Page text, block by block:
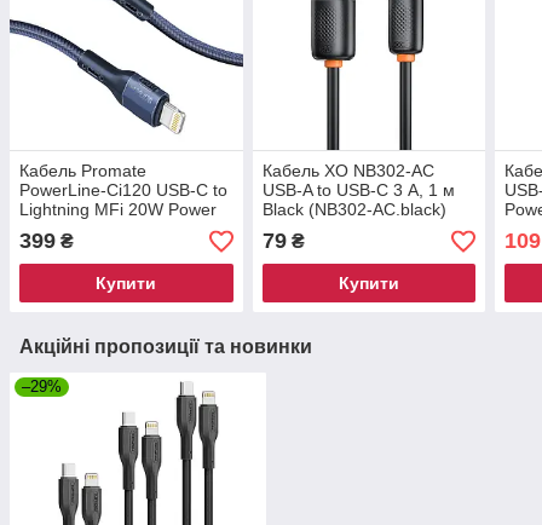
Кабель Promate
PowerLine-Ci120 USB-C to
Lightning MFi 20W Power
Delivery 1.2 м Black
(powerline-ci120.black)
399 ₴
Купити
Кабель XO NB302-AC
USB-A to USB-C 3 А, 1 м
Black (NB302-AC.black)
79₴
Купити
109
Акційні пропозиції та новинки
–29%